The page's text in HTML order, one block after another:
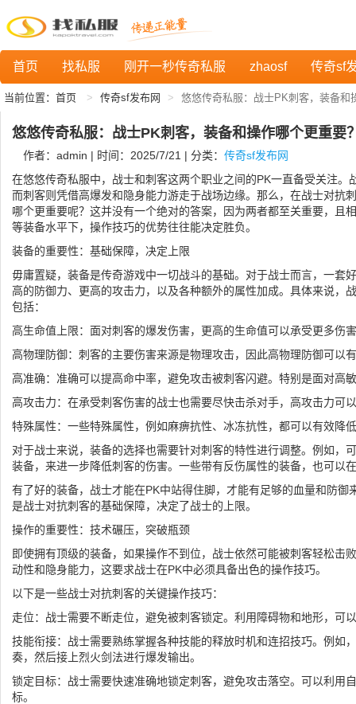
首页 找私服 刚开一秒传奇私服 zhaosf 传奇sf
当前位置： 首页 传奇sf发布网 悠悠传奇私服：战士PK刺客，装备和
悠悠传奇私服：战士PK刺客，装备和操作哪个更重要
作者：admin | 时间：2025/7/21 | 分类： 传奇sf发布网
在悠悠传奇私服中，战士和刺客这两个职业之间的PK一直备受关注。
而刺客则凭借高爆发和隐身能力游走于战场边缘。那么，在战士对抗
哪个更重要呢？这并没有一个绝对的答案，因为两者都至关重要，且
等装备水平下，操作技巧的优势往往能决定胜负。
装备的重要性：基础保障，决定上限
毋庸置疑，装备是传奇游戏中一切战斗的基础。对于战士而言，一套
高的防御力、更高的攻击力，以及各种额外的属性加成。具体来说，
包括：
高生命值上限：面对刺客的爆发伤害，更高的生命值可以承受更多伤
高物理防御：刺客的主要伤害来源是物理攻击，因此高物理防御可以
高准确：准确可以提高命中率，避免攻击被刺客闪避。特别是面对高
高攻击力：在承受刺客伤害的战士也需要尽快击杀对手，高攻击力可
特殊属性：一些特殊属性，例如麻痹抗性、冰冻抗性，都可以有效降
对于战士来说，装备的选择也需要针对刺客的特性进行调整。例如，
装备，来进一步降低刺客的伤害。一些带有反伤属性的装备，也可以
有了好的装备，战士才能在PK中站得住脚，才能有足够的血量和防御
是战士对抗刺客的基础保障，决定了战士的上限。
操作的重要性：技术碾压，突破瓶颈
即使拥有顶级的装备，如果操作不到位，战士依然可能被刺客轻松击
动性和隐身能力，这要求战士在PK中必须具备出色的操作技巧。
以下是一些战士对抗刺客的关键操作技巧：
走位：战士需要不断走位，避免被刺客锁定。利用障碍物和地形，可
技能衔接：战士需要熟练掌握各种技能的释放时机和连招技巧。例如
奏，然后接上烈火剑法进行爆发输出。
锁定目标：战士需要快速准确地锁定刺客，避免攻击落空。可以利用
标。